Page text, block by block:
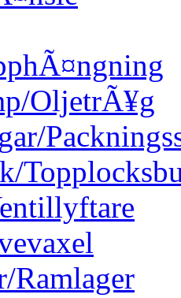
OljetrÃ¥g
Ramlager